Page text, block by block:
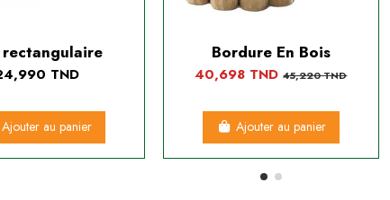
rectangulaire
TND
Ajouter au panier
Bordure En Bois
40,698 TND45,220 TND
Ajouter au panier